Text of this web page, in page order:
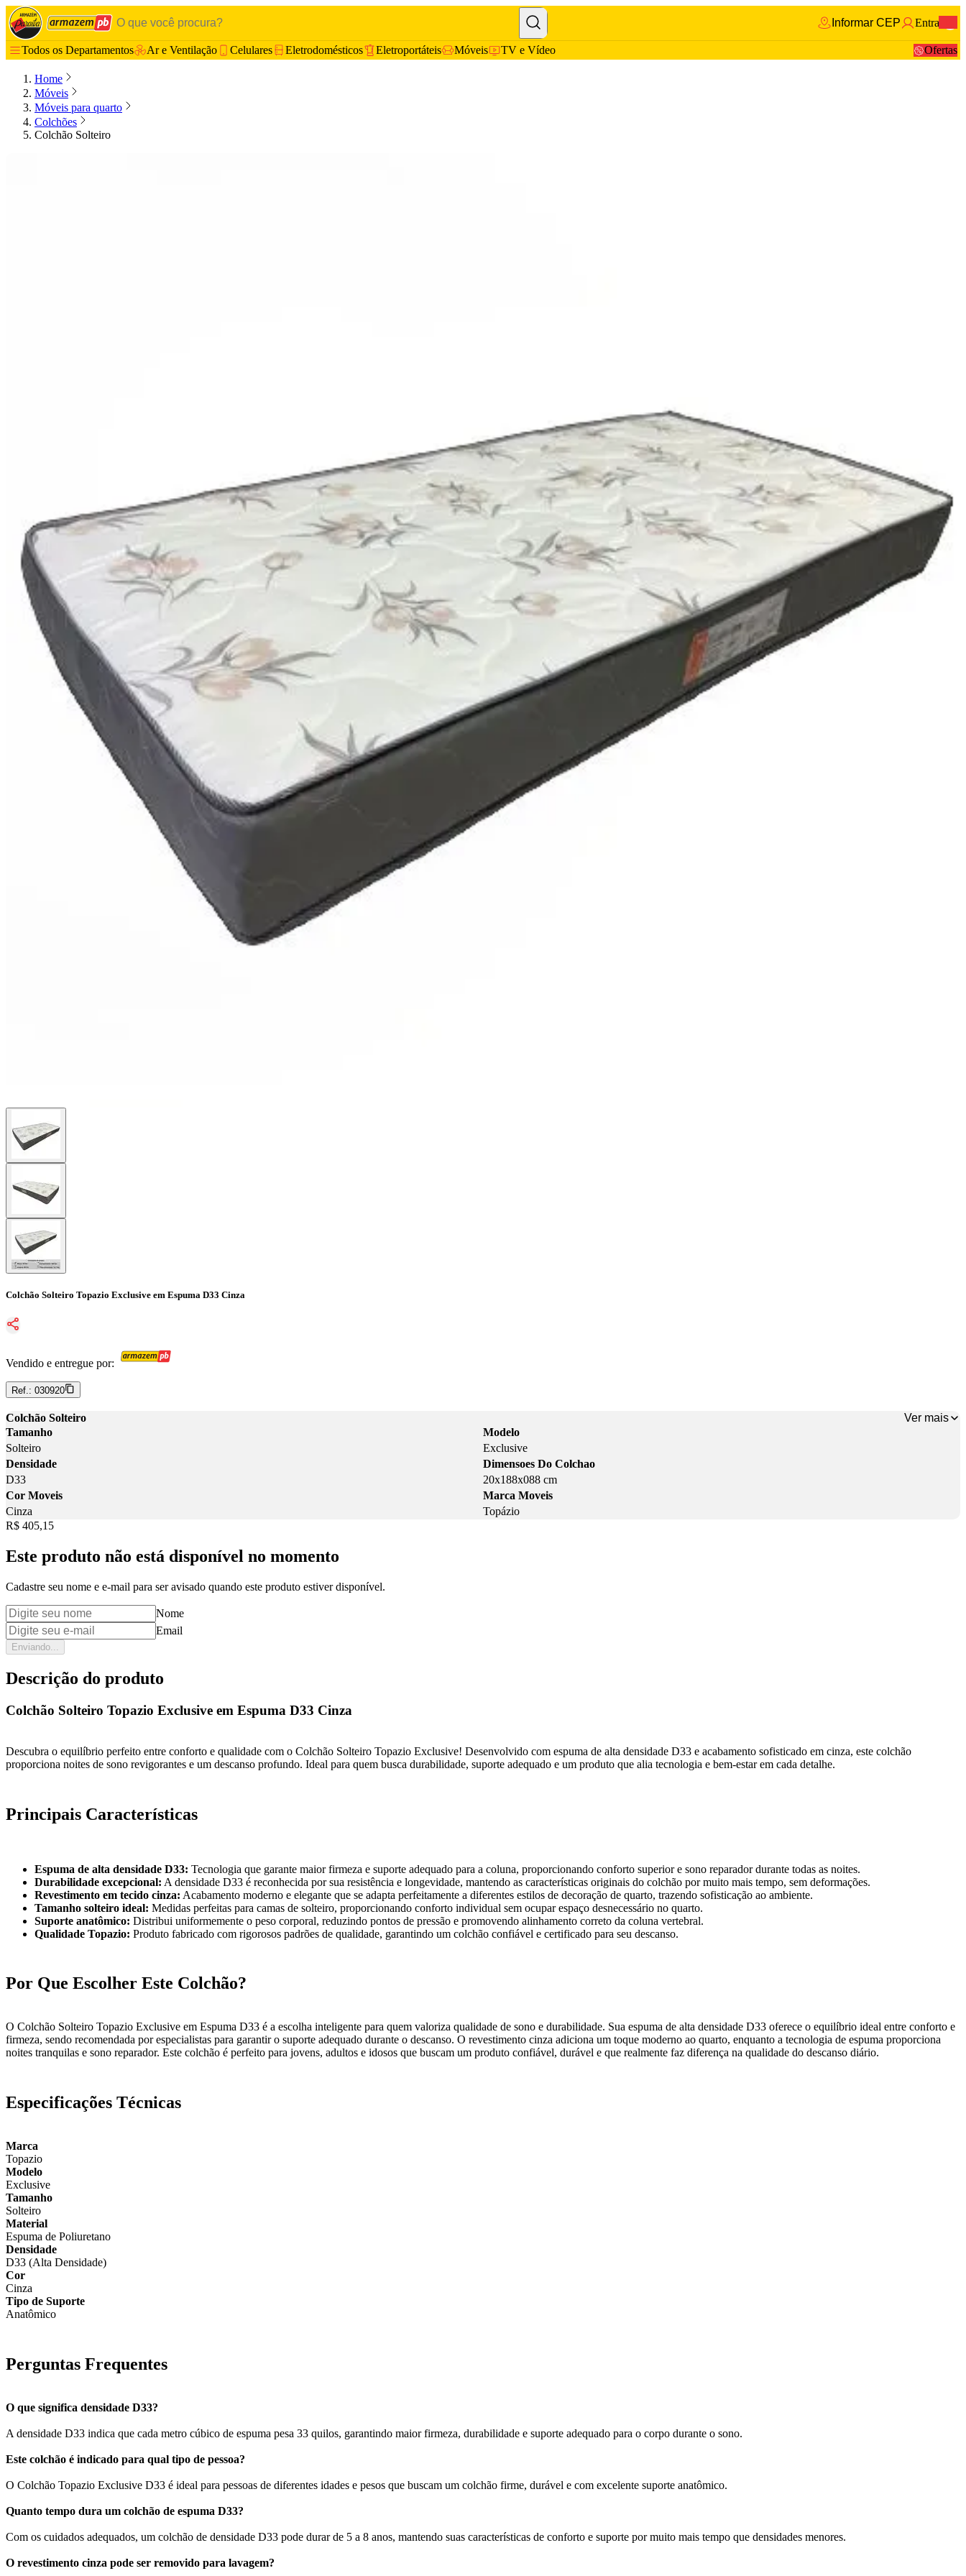
Informar CEP Entrar
Todos os Departamentos Ar e Ventilação Celulares Eletrodomésticos Eletroportáteis Móveis TV e Vídeo Ofertas
Home
Móveis
Móveis para quarto
Colchões
Colchão Solteiro
Colchão Solteiro Topazio Exclusive em Espuma D33 Cinza
Vendido e entregue por:
Ref.: 030920
Colchão Solteiro
Ver mais
Tamanho
Solteiro
Modelo
Exclusive
Densidade
D33
Dimensoes Do Colchao
20x188x088 cm
Cor Moveis
Cinza
Marca Moveis
Topázio
Price:
R$ 405,15
Este produto não está disponível no momento
Cadastre seu nome e e-mail para ser avisado quando este produto estiver disponível.
Nome
Email
Enviando...
Descrição do produto
Colchão Solteiro Topazio Exclusive em Espuma D33 Cinza
Descubra o equilíbrio perfeito entre conforto e qualidade com o Colchão Solteiro Topazio Exclusive! Desenvolvido com espuma de alta densidade D33 e acabamento sofisticado em cinza, este colchão
proporciona noites de sono revigorantes e um descanso profundo. Ideal para quem busca durabilidade, suporte adequado e um produto que alia tecnologia e bem-estar em cada detalhe.
Principais Características
Espuma de alta densidade D33: Tecnologia que garante maior firmeza e suporte adequado para a coluna, proporcionando conforto superior e sono reparador durante todas as noites.
Durabilidade excepcional: A densidade D33 é reconhecida por sua resistência e longevidade, mantendo as características originais do colchão por muito mais tempo, sem deformações.
Revestimento em tecido cinza: Acabamento moderno e elegante que se adapta perfeitamente a diferentes estilos de decoração de quarto, trazendo sofisticação ao ambiente.
Tamanho solteiro ideal: Medidas perfeitas para camas de solteiro, proporcionando conforto individual sem ocupar espaço desnecessário no quarto.
Suporte anatômico: Distribui uniformemente o peso corporal, reduzindo pontos de pressão e promovendo alinhamento correto da coluna vertebral.
Qualidade Topazio: Produto fabricado com rigorosos padrões de qualidade, garantindo um colchão confiável e certificado para seu descanso.
Por Que Escolher Este Colchão?
O Colchão Solteiro Topazio Exclusive em Espuma D33 é a escolha inteligente para quem valoriza qualidade de sono e durabilidade. Sua espuma de alta densidade D33 oferece o equilíbrio ideal entre conforto e
firmeza, sendo recomendada por especialistas para garantir o suporte adequado durante o descanso. O revestimento cinza adiciona um toque moderno ao quarto, enquanto a tecnologia de espuma proporciona
noites tranquilas e sono reparador. Este colchão é perfeito para jovens, adultos e idosos que buscam um produto confiável, durável e que realmente faz diferença na qualidade do descanso diário.
Especificações Técnicas
Marca
Topazio
Modelo
Exclusive
Tamanho
Solteiro
Material
Espuma de Poliuretano
Densidade
D33 (Alta Densidade)
Cor
Cinza
Tipo de Suporte
Anatômico
Perguntas Frequentes
O que significa densidade D33?
A densidade D33 indica que cada metro cúbico de espuma pesa 33 quilos, garantindo maior firmeza, durabilidade e suporte adequado para o corpo durante o sono.
Este colchão é indicado para qual tipo de pessoa?
O Colchão Topazio Exclusive D33 é ideal para pessoas de diferentes idades e pesos que buscam um colchão firme, durável e com excelente suporte anatômico.
Quanto tempo dura um colchão de espuma D33?
Com os cuidados adequados, um colchão de densidade D33 pode durar de 5 a 8 anos, mantendo suas características de conforto e suporte por muito mais tempo que densidades menores.
O revestimento cinza pode ser removido para lavagem?